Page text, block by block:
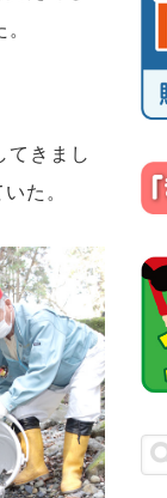
きまし
た。